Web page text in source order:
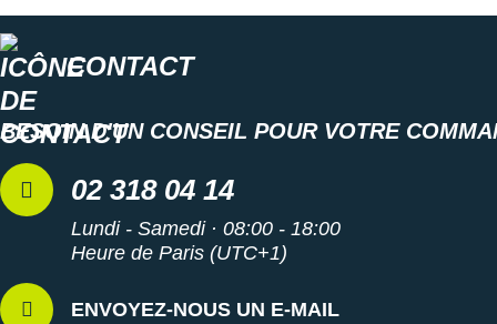
CONTACT
BESOIN D'UN CONSEIL POUR VOTRE
02 318 04 14
Lundi - Samedi · 08:00 - 18:00
Heure de Paris (UTC+1)
ENVOYEZ-NOUS UN E-MAIL